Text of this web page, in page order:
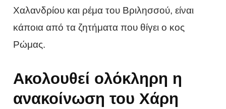
Χαλανδρίου και ρέμα του Βριλησσού, είναι
κάποια από τα ζητήματα που θίγει ο κος
Ρώμας.
Ακολουθεί ολόκληρη η
ανακοίνωση του Χάρη